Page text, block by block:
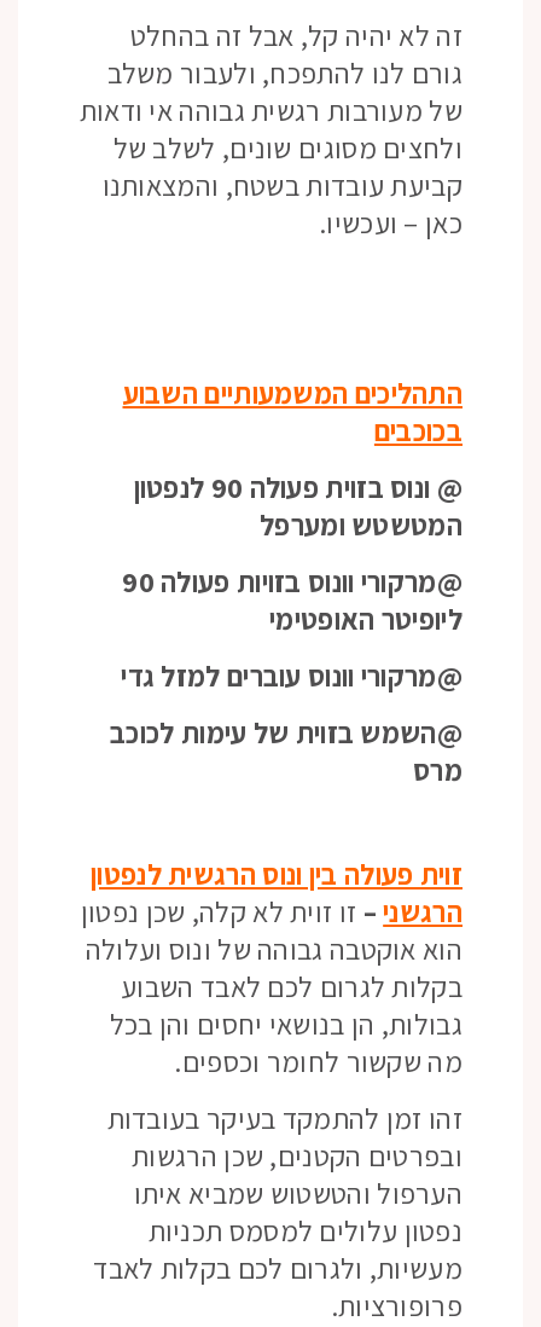
זה לא יהיה קל, אבל זה בהחלט
גורם לנו להתפכח, ולעבור משלב
של מעורבות רגשית גבוהה אי ודאות
ולחצים מסוגים שונים, לשלב של
קביעת עובדות בשטח, והמצאותנו
כאן – ועכשיו.
התהליכים המשמעותיים השבוע
בכוכבים
@ ונוס בזוית פעולה 90 לנפטון
המטשטש ומערפל
@מרקורי וונוס בזויות פעולה 90
ליופיטר האופטימי
@מרקורי וונוס עוברים למזל גדי
@השמש בזוית של עימות לכוכב
מרס
זוית פעולה בין ונוס הרגשית לנפטון
הרגשני– זו זוית לא קלה, שכן נפטון
הוא אוקטבה גבוהה של ונוס ועלולה
בקלות לגרום לכם לאבד השבוע
גבולות, הן בנושאי יחסים והן בכל
מה שקשור לחומר וכספים.
זהו זמן להתמקד בעיקר בעובדות
ובפרטים הקטנים, שכן הרגשות
הערפול והטשטוש שמביא איתו
נפטון עלולים למסמס תכניות
מעשיות, ולגרום לכם בקלות לאבד
פרופורציות.